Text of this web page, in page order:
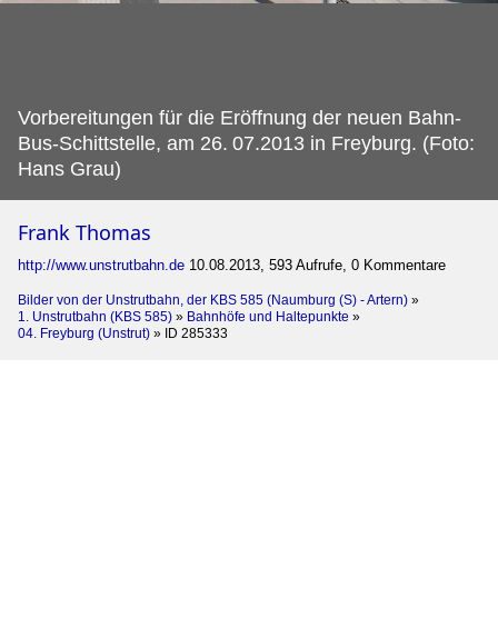
Vorbereitungen für die Eröffnung der neuen Bahn-
Bus-Schittstelle, am 26. 07.2013 in Freyburg. (Foto:
Hans Grau)
Frank Thomas
http://www.unstrutbahn.de 10.08.2013, 593 Aufrufe, 0 Kommentare
Bilder von der Unstrutbahn, der KBS 585 (Naumburg (S) - Artern) »
1. Unstrutbahn (KBS 585) » Bahnhöfe und Haltepunkte »
04. Freyburg (Unstrut) » ID 285333